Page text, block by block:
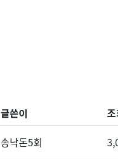
글쓴이
송낙돈5회